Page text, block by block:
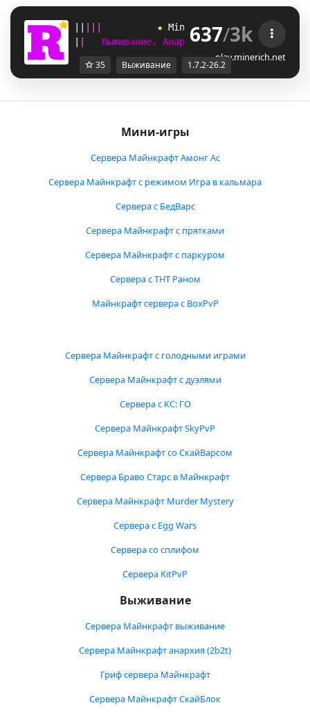
★ Mi n Rich ★ [1.7.2-26.2
Выживание, Анархия, SkyBlock,
637/3k
play.minerich.net
35 Выживание 1.7.2-26.2
Мини-игры
Сервера Майнкрафт Амонг Ас
Сервера Майнкрафт с режимом Игра в кальмара
Сервера с БедВарс
Сервера Майнкрафт с прятками
Сервера Майнкрафт с паркуром
Сервера с ТНТ Раном
Майнкрафт сервера с BoxPvP
Сервера Майнкрафт с голодными играми
Сервера Майнкрафт с дуэлями
Сервера с КС: ГО
Сервера Майнкрафт SkyPvP
Сервера Майнкрафт со СкайВарсом
Сервера Браво Старс в Майнкрафт
Сервера Майнкрафт Murder Mystery
Сервера с Egg Wars
Сервера со сплифом
Сервера KitPvP
Выживание
Сервера Майнкрафт выживание
Сервера Майнкрафт анархия (2b2t)
Гриф сервера Майнкрафт
Сервера Майнкрафт СкайБлок